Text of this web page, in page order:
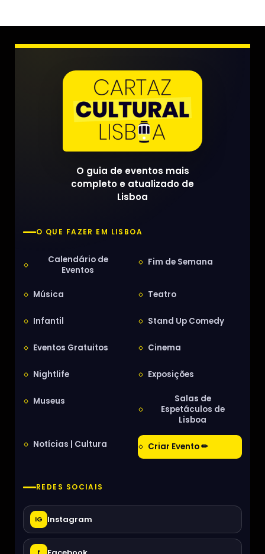
O guia de eventos mais
completo e atualizado de
Lisboa
O QUE FAZER EM LISBOA
Calendário de
Eventos
Fim de Semana
Música Teatro
Infantil Stand Up Comedy
Eventos Gratuitos Cinema
Nightlife Exposições
Museus
Salas de
Espetáculos de
Lisboa
Notícias | Cultura Criar Evento ✏
REDES SOCIAIS
IG Instagram